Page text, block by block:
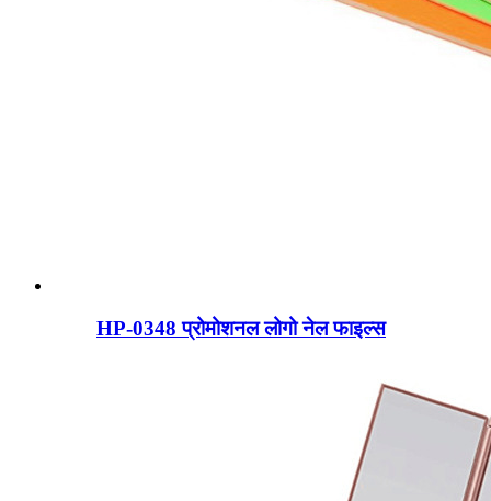
HP-0348 प्रोमोशनल लोगो नेल फाइल्स